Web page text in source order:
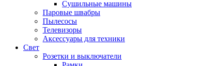
Сушильные машины
Паровые швабры
Пылесосы
Телевизоры
Аксессуары для техники
Свет
Розетки и выключатели